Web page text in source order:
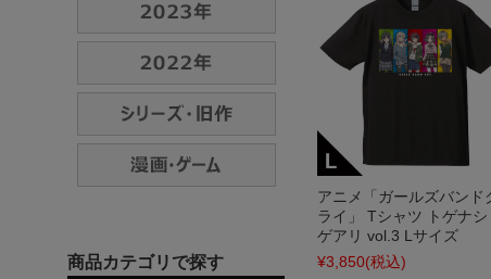
アニメ「ガールズバンド
ライ」 Tシャツ トゲナシ
ゲアリ vol.3 Lサイズ
¥3,850(税込)
商品カテゴリで探す